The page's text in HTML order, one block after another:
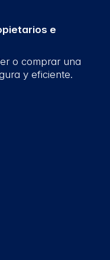
e
o comprar una
y eficiente.